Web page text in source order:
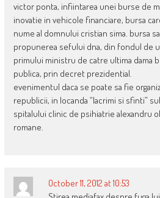
victor ponta, infiintarea unei burse de
inovatie in vehicole financiare, bursa
nume al domnului cristian sima. bursa
propunerea sefului dna, din fondul de
primului ministru de catre ultima dama
publica, prin decret prezidential.
evenimentul daca se poate sa fie
republicii, in locanda “lacrimi si sfinti”
spitalului clinic de psihiatrie alexandru
romane.
October 11, 2012 at 10:53